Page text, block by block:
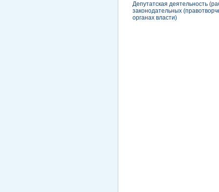
Депутатская деятельность
законодательных
органах власти)